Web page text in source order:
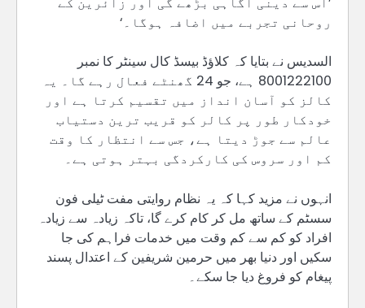
روحانی تجربے میں اضافہ ہوگا۔‘
السدیس نے بتایا کہ کلاؤڈ بیسڈ کال سینٹر کا نمبر
8001222100 ہے، جو 24 گھنٹے فعال رہے گا۔ یہ
کالز کو آسان انداز میں تقسیم کرتا ہے اور
خودکار طور پر کالر کو قریب ترین دستیاب
عالم سے جوڑ دیتا ہے، جس سے انتظار کا وقت
کم اور سروس کی کارکردگی بہتر ہوتی ہے۔
انہوں نے مزید کہا کہ یہ نظام روایتی مفت ٹیلی فون
سسٹم کے ساتھ مل کر کام کرے گا، تاکہ زیادہ سے زیادہ
افراد کو کم سے کم وقت میں خدمات فراہم کی جا
سکیں اور دنیا بھر میں حرمین شریفین کے اعتدال پسند
پیغام کو فروغ دیا جا سکے۔